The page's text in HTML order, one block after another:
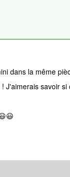
dans la même
J'aimerais savoir